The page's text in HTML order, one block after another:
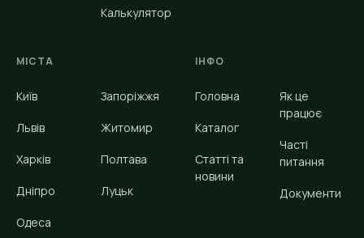
Калькулятор
МІСТА
Київ
Львів
Харків
Дніпро
Одеса
Запоріжжя
Житомир
Полтава
Луцьк
ІНФО
Головна
Каталог
Статті та
новини
Як це
працює
Часті
питання
Документи